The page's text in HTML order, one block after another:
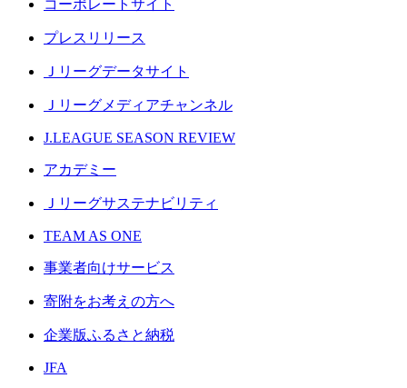
コーポレートサイト
プレスリリース
Ｊリーグデータサイト
Ｊリーグメディアチャンネル
J.LEAGUE SEASON REVIEW
アカデミー
Ｊリーグサステナビリティ
TEAM AS ONE
事業者向けサービス
寄附をお考えの方へ
企業版ふるさと納税
JFA